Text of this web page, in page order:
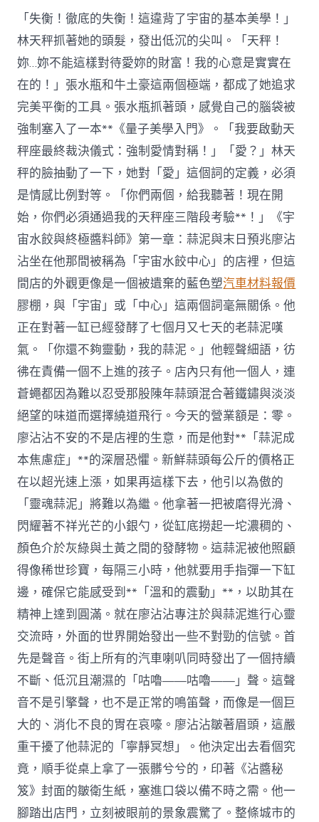
恒
習
調
查：
思
維
技
巧
也
是
主
要
技
巧
但
僅
四
成
OSDER
奧
斯
德
零
件
商
企
業
派
員
培
訓〉
中
「失衡！徹底的失衡！這違背了宇宙的基本美學！」
林天秤抓著她的頭髮，發出低沉的尖叫。「天秤！
妳…妳不能這樣對待愛妳的財富！我的心意是實實在
在的！」張水瓶和牛土豪這兩個極端，都成了她追求
完美平衡的工具。張水瓶抓著頭，感覺自己的腦袋被
強制塞入了一本**《量子美學入門》。「我要啟動天
秤座最終裁決儀式：強制愛情對稱！」「愛？」林天
秤的臉抽動了一下，她對「愛」這個詞的定義，必須
是情感比例對等。「你們兩個，給我聽著！現在開
始，你們必須通過我的天秤座三階段考驗**！」《宇
宙水餃與終極醬料師》第一章：蒜泥與末日預兆廖沾
沾坐在他那間被稱為「宇宙水餃中心」的店裡，但這
間店的外觀更像是一個被遺棄的藍色塑汽車材料報價
膠棚，與「宇宙」或「中心」這兩個詞毫無關係。他
正在對著一缸已經發酵了七個月又七天的老蒜泥嘆
氣。「你還不夠靈動，我的蒜泥。」他輕聲細語，彷
彿在責備一個不上進的孩子。店內只有他一個人，連
蒼蠅都因為難以忍受那股陳年蒜頭混合著鐵鏽與淡淡
絕望的味道而選擇繞道飛行。今天的營業額是：零。
廖沾沾不安的不是店裡的生意，而是他對**「蒜泥成
本焦慮症」**的深層恐懼。新鮮蒜頭每公斤的價格正
在以超光速上漲，如果再這樣下去，他引以為傲的
「靈魂蒜泥」將難以為繼。他拿著一把被磨得光滑、
閃耀著不祥光芒的小銀勺，從缸底撈起一坨濃稠的、
顏色介於灰綠與土黃之間的發酵物。這蒜泥被他照顧
得像稀世珍寶，每隔三小時，他就要用手指彈一下缸
邊，確保它能感受到**「溫和的震動」**，以助其在
精神上達到圓滿。就在廖沾沾專注於與蒜泥進行心靈
交流時，外面的世界開始發出一些不對勁的信號。首
先是聲音。街上所有的汽車喇叭同時發出了一個持續
不斷、低沉且潮濕的「咕嚕——咕嚕——」聲。這聲
音不是引擎聲，也不是正常的鳴笛聲，而像是一個巨
大的、消化不良的胃在哀嚎。廖沾沾皺著眉頭，這嚴
重干擾了他蒜泥的「寧靜冥想」。他決定出去看個究
竟，順手從桌上拿了一張髒兮兮的，印著《沾醬秘
笈》封面的皺衛生紙，塞進口袋以備不時之需。他一
腳踏出店門，立刻被眼前的景象震驚了。整條城市的